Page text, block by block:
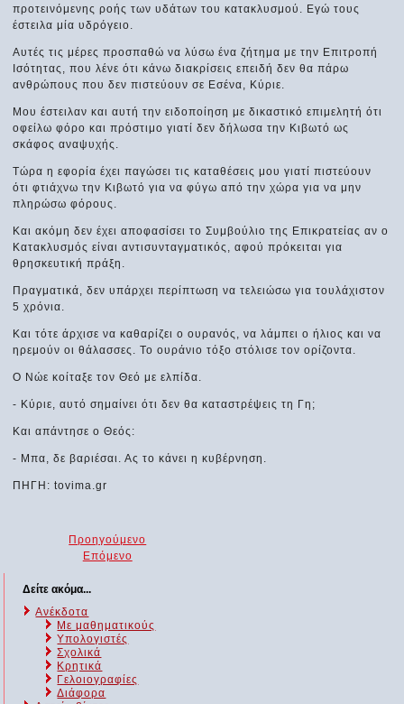
προτεινόμενης ροής των υδάτων του κατακλυσμού. Εγώ τους
έστειλα μία υδρόγειο.
Αυτές τις μέρες προσπαθώ να λύσω ένα ζήτημα με την Επιτροπή
Ισότητας, που λένε ότι κάνω διακρίσεις επειδή δεν θα πάρω
ανθρώπους που δεν πιστεύουν σε Εσένα, Κύριε.
Μου έστειλαν και αυτή την ειδοποίηση με δικαστικό επιμελητή ότι
οφείλω φόρο και πρόστιμο γιατί δεν δήλωσα την Κιβωτό ως
σκάφος αναψυχής.
Τώρα η εφορία έχει παγώσει τις καταθέσεις μου γιατί πιστεύουν
ότι φτιάχνω την Κιβωτό για να φύγω από την χώρα για να μην
πληρώσω φόρους.
Και ακόμη δεν έχει αποφασίσει το Συμβούλιο της Επικρατείας αν ο
Κατακλυσμός είναι αντισυνταγματικός, αφού πρόκειται για
θρησκευτική πράξη.
Πραγματικά, δεν υπάρχει περίπτωση να τελειώσω για τουλάχιστον
5 χρόνια.
Και τότε άρχισε να καθαρίζει ο ουρανός, να λάμπει ο ήλιος και να
ηρεμούν οι θάλασσες. Το ουράνιο τόξο στόλισε τον ορίζοντα.
Ο Νώε κοίταξε τον Θεό με ελπίδα.
- Κύριε, αυτό σημαίνει ότι δεν θα καταστρέψεις τη Γη;
Και απάντησε ο Θεός:
- Μπα, δε βαριέσαι. Ας το κάνει η κυβέρνηση.
ΠΗΓΗ: tovima.gr
Προηγούμενο
Επόμενο
Δείτε ακόμα...
Ανέκδοτα
Με μαθηματικούς
Υπολογιστές
Σχολικά
Κρητικά
Γελοιογραφίες
Διάφορα